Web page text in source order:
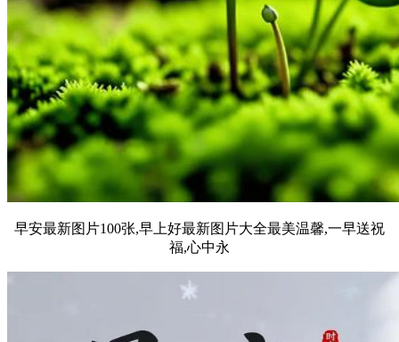
早安最新图片100张,早上好最新图片大全最美温馨,一早送祝
福,心中永